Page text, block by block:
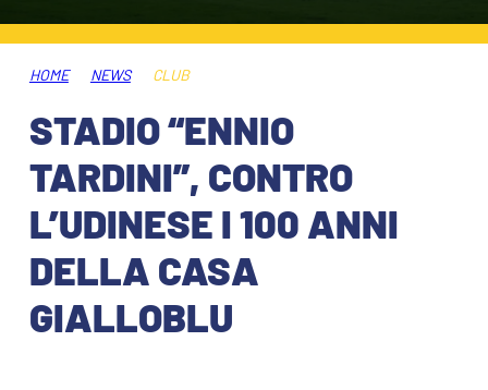
INFO BIGLIETTI
MUSEUM CLUB EXPERIENCE
TARDINI CARD
INFORMAZIONI ACCREDITI
TRASFERTE
SHOP
HOSPITALITY
HOSPITALITY
MUSEUM CLUB EXPERIENCE
ESPORTS
IL CLUB
ORGANIGRAMMA
FLASH NEWS
HOME NEWS CLUB
STADIO “ENNIO
TARDINI”, CONTRO
L’UDINESE I 100 ANNI
DELLA CASA
GIALLOBLU